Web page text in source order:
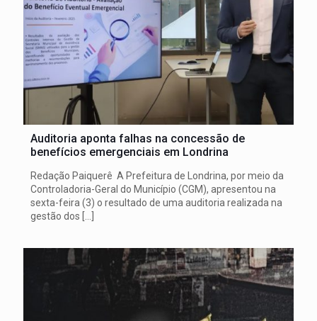
Auditoria aponta falhas na concessão de
benefícios emergenciais em Londrina
Redação Paiquerê A Prefeitura de Londrina, por meio da
Controladoria-Geral do Município (CGM), apresentou na
sexta-feira (3) o resultado de uma auditoria realizada na
gestão dos […]